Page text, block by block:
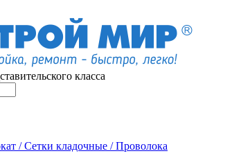
класса
/ Сетки кладочные / Проволока